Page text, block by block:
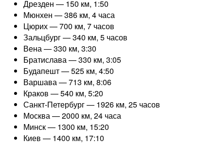
Дрезден — 150 км, 1:50
Мюнхен — 386 км, 4 часа
Цюрих — 700 км, 7 часов
Зальцбург — 340 км, 5 часов
Вена — 330 км, 3:30
Братислава — 330 км, 3:05
Будапешт — 525 км, 4:50
Варшава — 713 км, 8:06
Краков — 540 км, 5:20
Санкт-Петербург — 1926 км, 25 часов
Москва — 2000 км, 24 часа
Минск — 1300 км, 15:20
Киев — 1400 км, 17:10